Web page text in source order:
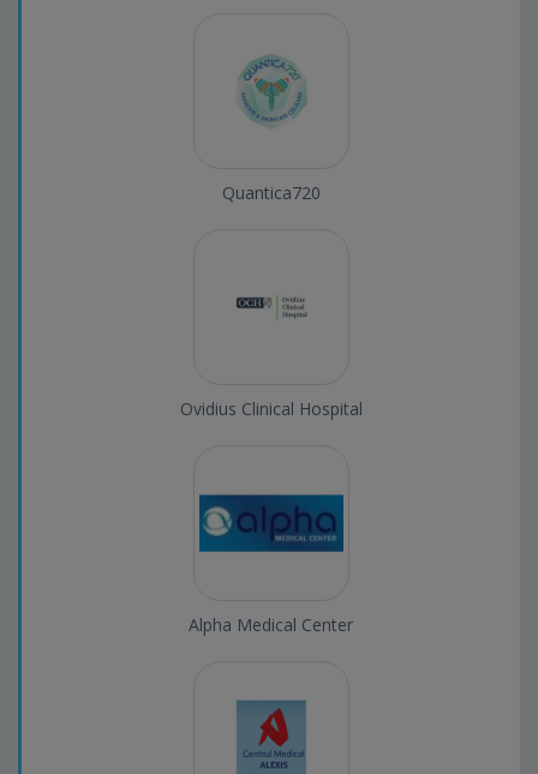
Quantica720
Ovidius Clinical Hospital
Alpha Medical Center